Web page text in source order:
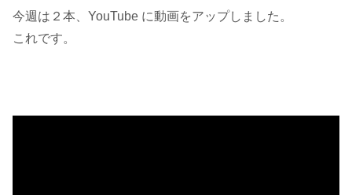
今週は２本、YouTube に動画をアップしました。
これです。